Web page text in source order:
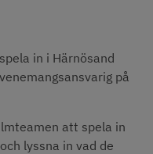
in i Härnösand
på
att spela in
lyssna in vad de